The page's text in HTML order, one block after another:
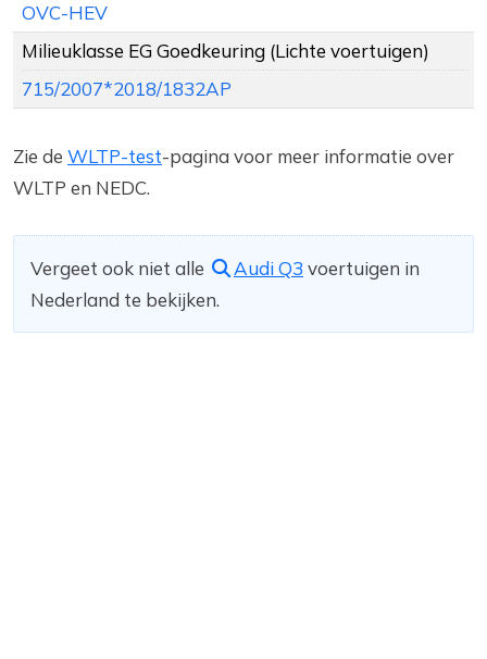
OVC-HEV
Milieuklasse EG Goedkeuring (Lichte voertuigen)
715/2007*2018/1832AP
Zie de WLTP-test-pagina voor meer informatie over
WLTP en NEDC.
Vergeet ook niet alle Audi Q3 voertuigen in
Nederland te bekijken.